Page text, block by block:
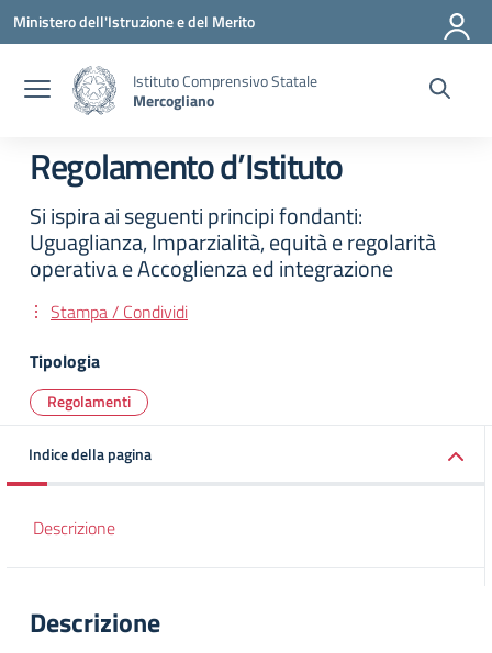
Vai ai contenuti
Vai al menu di navigazione
Vai al footer
Ministero dell'Istruzione e del Merito
Istituto Comprensivo Statale
Mercogliano
Regolamento d’Istituto
Si ispira ai seguenti principi fondanti:
Uguaglianza, Imparzialità, equità e regolarità
operativa e Accoglienza ed integrazione
Stampa / Condividi
Tipologia
Regolamenti
Indice della pagina
Descrizione
Descrizione